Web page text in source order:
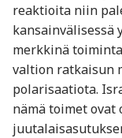
reaktioita niin
kansainvälisessä
merkkinä
valtion ratkaisun
polarisaatiota.
nämä toimet